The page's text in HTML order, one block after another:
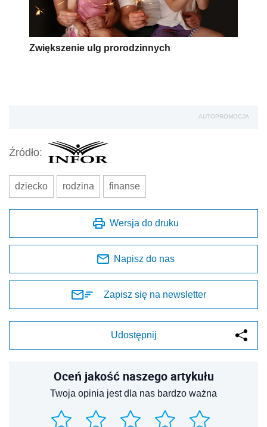
Zwiększenie ulg prorodzinnych
AUTOPROMOCJA
Źródło:
dziecko rodzina finanse
Wersja do druku
Napisz do nas
Zapisz się na newsletter
Udostępnij
Oceń jakość naszego artykułu
Twoja opinia jest dla nas bardzo ważna